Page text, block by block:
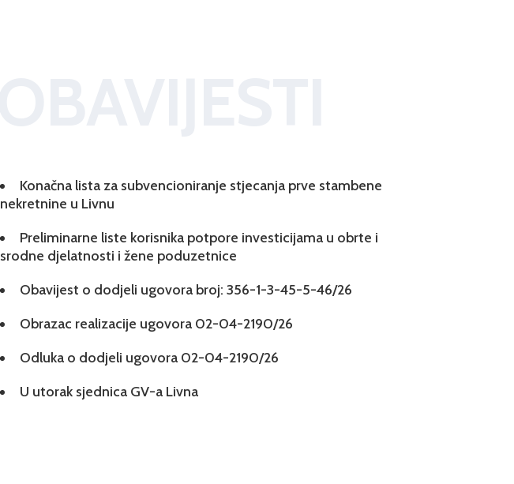
Konačna lista za subvencioniranje stjecanja prve stambene
nekretnine u Livnu
Preliminarne liste korisnika potpore investicijama u obrte i
srodne djelatnosti i žene poduzetnice
Obavijest o dodjeli ugovora broj: 356-1-3-45-5-46/26
Obrazac realizacije ugovora 02-04-2190/26
Odluka o dodjeli ugovora 02-04-2190/26
U utorak sjednica GV-a Livna